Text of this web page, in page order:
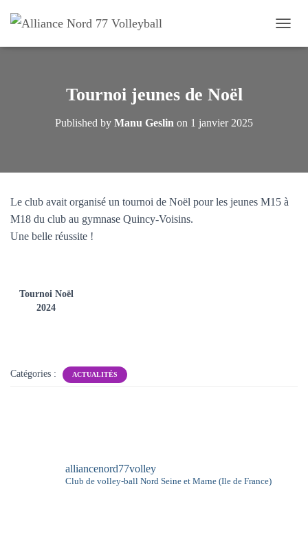
Tournoi jeunes de Noël
Published by Manu Geslin on 1 janvier 2025
Le club avait organisé un tournoi de Noël pour les jeunes M15 à
M18 du club au gymnase Quincy-Voisins.
Une belle réussite !
Tournoi Noël
2024
Catégories : ACTUALITÉS
alliancenord77volley
Club de volley-ball Nord Seine et Marne (Ile de France)